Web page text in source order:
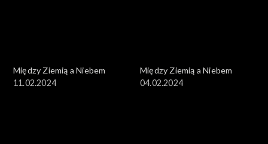
Między Ziemią a Niebem
11.02.2024
Między Ziemią a Niebem
04.02.2024